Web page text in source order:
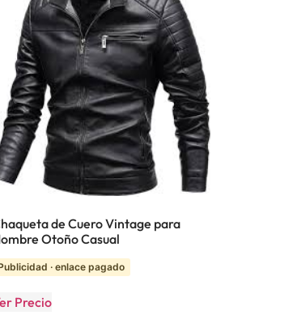
de Cuero Vintage para
Otoño Casual
· enlace pagado
Precio